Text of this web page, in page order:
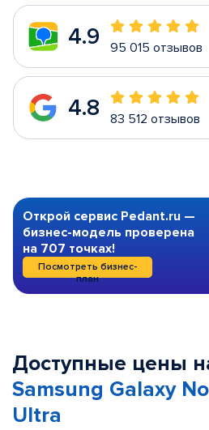
4.9 95 015 отзывов
4.8 83 512 отзывов
Открой сервис Pedant.ru —
бизнес-модель проверена
на 707 точках!
Посмотреть бизнес-
план
Доступные цены
Samsung Galaxy
Ultra